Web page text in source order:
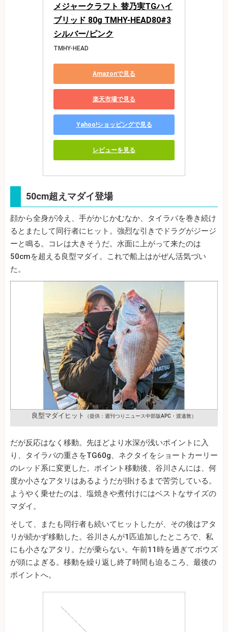
メジャークラフト 替乃実TGハイ
ブリッド 80g TMHY-HEAD80#3
シルバー/ピンク
TMHY-HEAD
Amazonで見る
楽天市場で見る
Yahoo!ショッピングで見る
レビューを見る
50cm超えマダイ登場
顔から全身が冷え、手がかじかむなか、タイラバを巻き続け
るとまたして同行者にヒット。強烈な引きでドラグがジージ
ーと鳴る。コレは大きそうだ。水面に上がって来たのは
50cmを超える良型マダイ。これで船上はがぜん活気づい
た。
良型マダイヒット （提供：週刊つりニュース中部版APC・渡邉敦）
だが反応はなく移動。先ほどより水深が浅いポイントに入
り、タイラバの重さをTG60g、ネクタイをショートカーリー
のレッド系に変更した。ポイント移動後、谷川さんには、何
度か小さなアタリはあるようだが掛けるまで苦労している。
ようやく乗せたのは、塩焼きや煮付けにはベストなサイズの
マダイ。
そして、またも同行者も続いてヒットしたが、その後はアタ
リが続かず移動した。谷川さんが1匹追加したところで、私
にも小さなアタリ。だが乗らない。午前11時を過ぎてボウズ
が頭によぎる。移動を繰り返し終了時間も迫るころ、最後の
ポイントへ。